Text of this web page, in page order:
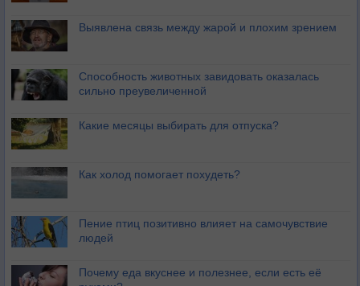
Выявлена связь между жарой и плохим зрением
Способность животных завидовать оказалась
сильно преувеличенной
Какие месяцы выбирать для отпуска?
Как холод помогает похудеть?
Пение птиц позитивно влияет на самочувствие
людей
Почему еда вкуснее и полезнее, если есть её